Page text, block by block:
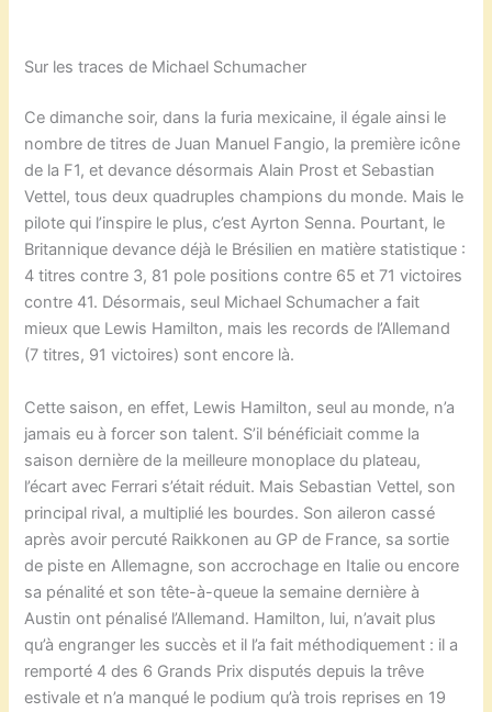
Sur les traces de Michael Schumacher
Ce dimanche soir, dans la furia mexicaine, il égale ainsi le
nombre de titres de Juan Manuel Fangio, la première icône
de la F1, et devance désormais Alain Prost et Sebastian
Vettel, tous deux quadruples champions du monde. Mais le
pilote qui l’inspire le plus, c’est Ayrton Senna. Pourtant, le
Britannique devance déjà le Brésilien en matière statistique :
4 titres contre 3, 81 pole positions contre 65 et 71 victoires
contre 41. Désormais, seul Michael Schumacher a fait
mieux que Lewis Hamilton, mais les records de l’Allemand
(7 titres, 91 victoires) sont encore là.
Cette saison, en effet, Lewis Hamilton, seul au monde, n’a
jamais eu à forcer son talent. S’il bénéficiait comme la
saison dernière de la meilleure monoplace du plateau,
l’écart avec Ferrari s’était réduit. Mais Sebastian Vettel, son
principal rival, a multiplié les bourdes. Son aileron cassé
après avoir percuté Raikkonen au GP de France, sa sortie
de piste en Allemagne, son accrochage en Italie ou encore
sa pénalité et son tête-à-queue la semaine dernière à
Austin ont pénalisé l’Allemand. Hamilton, lui, n’avait plus
qu’à engranger les succès et il l’a fait méthodiquement : il a
remporté 4 des 6 Grands Prix disputés depuis la trêve
estivale et n’a manqué le podium qu’à trois reprises en 19